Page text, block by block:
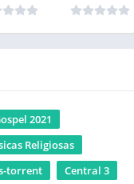
2021
Religiosas
torrent
Central 3